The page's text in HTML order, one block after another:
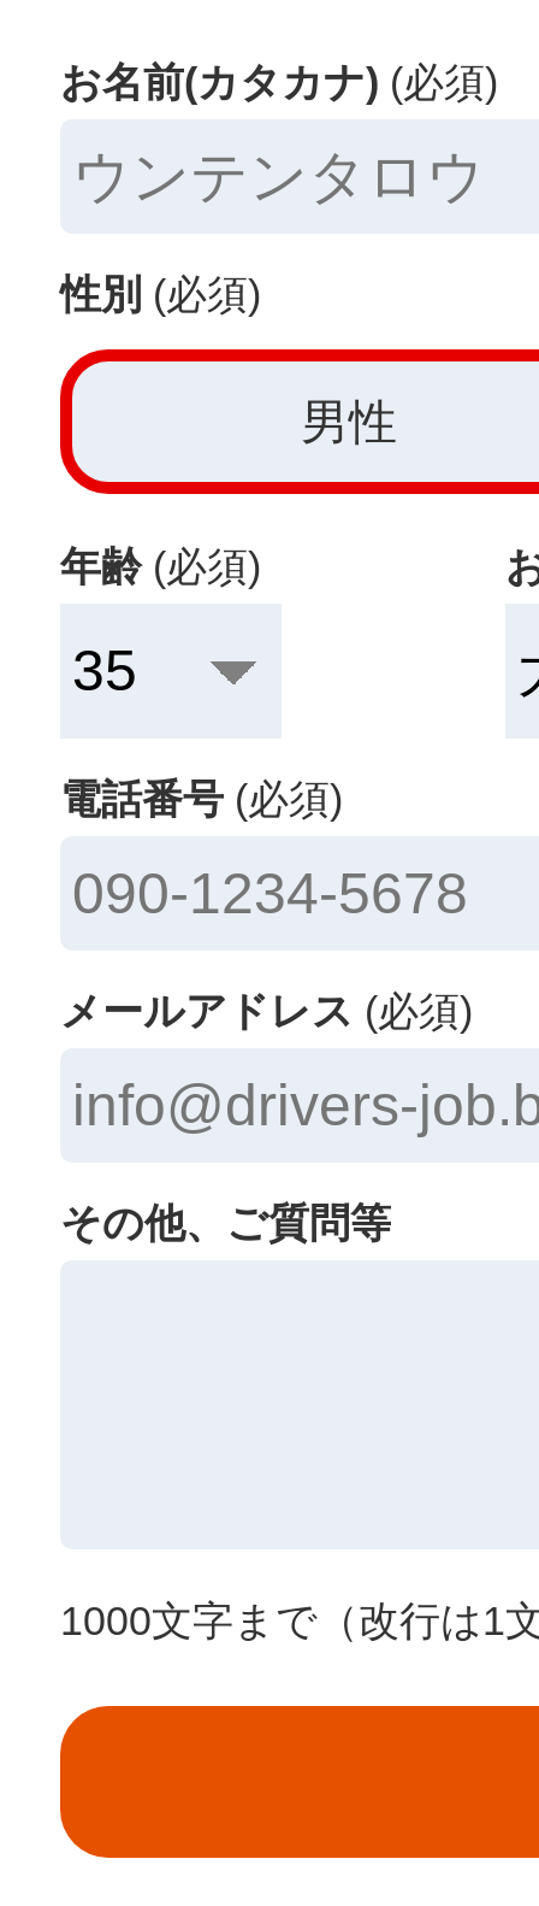
お名前(カタカナ) (必須)
性別 (必須)
男性
年齢 (必須)
電話番号 (必須)
メールアドレス (必須)
その他、ご質問等
1000文字まで（改行は1